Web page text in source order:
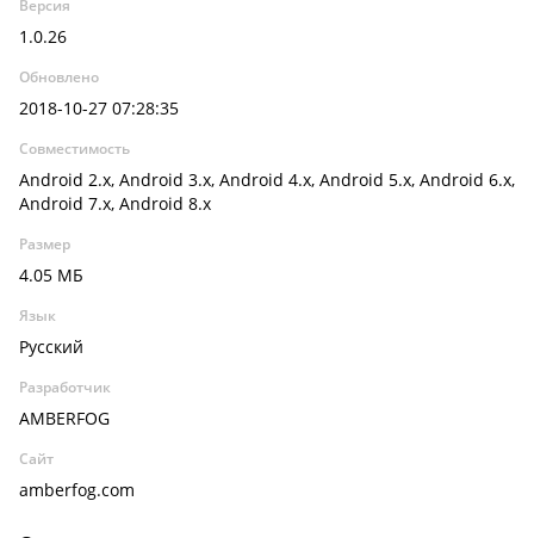
Версия
1.0.26
Обновлено
2018-10-27 07:28:35
Совместимость
Android 2.x, Android 3.x, Android 4.x, Android 5.x, Android 6.x,
Android 7.x, Android 8.x
Размер
4.05 МБ
Язык
Русский
Разработчик
AMBERFOG
Сайт
amberfog.com